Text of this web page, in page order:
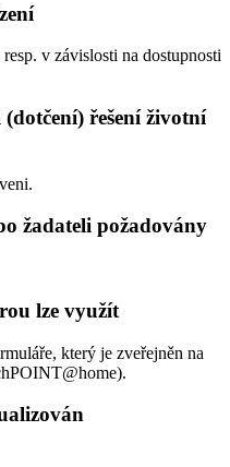
v závislosti na dostupnosti
řešení životní
žadateli požadovány
lze využít
který je zveřejněn na